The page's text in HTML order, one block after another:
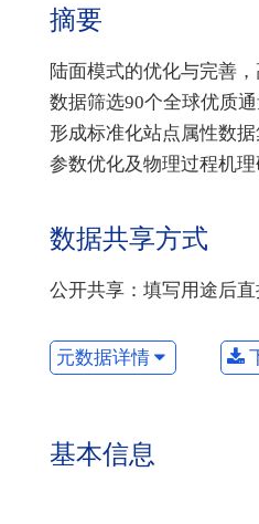
摘要
陆面模式的优化与完善
数据筛选90个全球优质
形成标准化站点属性数
参数优化及物理过程机
数据共享方式
公开共享：填写用途后
元数据详情
基本信息